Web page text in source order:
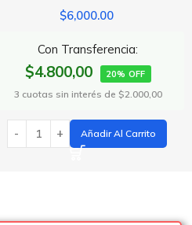
$1,500.00
Con Transferencia:
$1.200,00 20% OFF
3 cuotas sin interés de $500,00
Añadir Al Carrito